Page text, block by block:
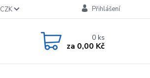
CZK Přihlášení
0ks
za 0,00 Kč